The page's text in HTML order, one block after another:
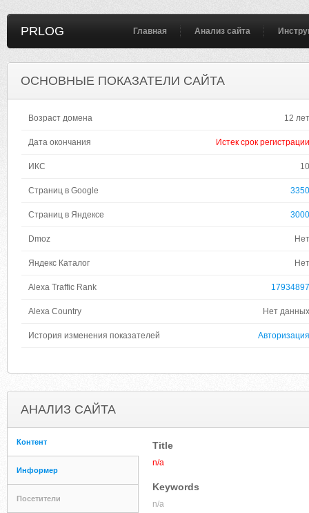
PRLOG Главная Анализ сайта
ОСНОВНЫЕ ПОКАЗАТЕЛИ САЙТА
Возраст домена 12 лет
Дата окончания Истек срок регистрации
ИКС 10
Страниц в Google 3350
Страниц в Яндексе 3000
Dmoz Нет
Яндекс Каталог Нет
Alexa Traffic Rank 17934897
Alexa Country Нет данных
История изменения показателей Авторизация
АНАЛИЗ САЙТА
Контент
Информер
Посетители
Title
n/a
Keywords
n/a